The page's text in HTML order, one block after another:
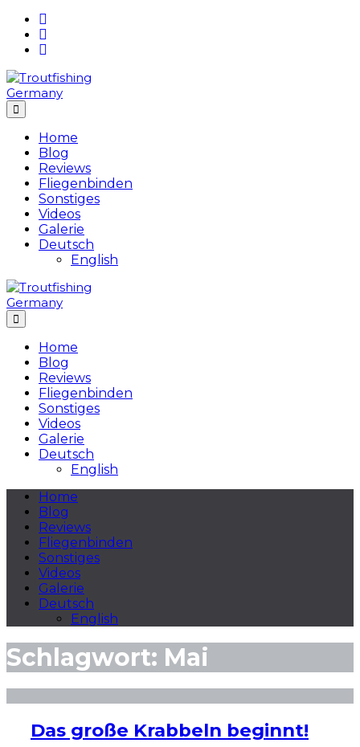
Skip
content
Home
Blog
Reviews
Fliegenbinden
Sonstiges
Videos
Galerie
Deutsch
English
Home
Blog
Reviews
Fliegenbinden
Sonstiges
Videos
Galerie
Deutsch
English
Home
Blog
Reviews
Fliegenbinden
Sonstiges
Videos
Galerie
Deutsch
English
Schlagwort: Mai
Das große Krabbeln beginnt!